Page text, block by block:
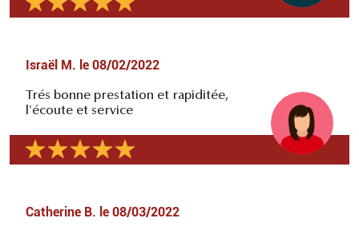
Israël M. le 08/02/2022
Trés bonne prestation et rapiditée,
l'écoute et service
Catherine B. le 08/03/2022